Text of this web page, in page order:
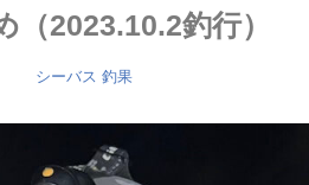
（2023.10.2釣行）
シーバス 釣果